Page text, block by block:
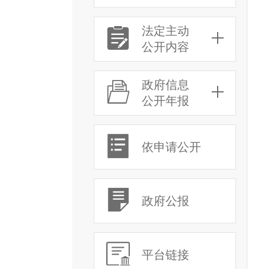
法定主动
公开内容
政府信息
公开年报
依申请公开
政府公报
平台链接